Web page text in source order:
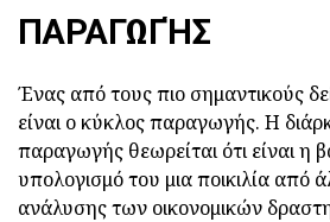
ΠΑΡΑΓΩΓΉΣ
Ένας από τους πιο σημαντικούς
είναι ο κύκλος παραγωγής. Η
παραγωγής θεωρείται ότι είναι η
υπολογισμό του μια ποικιλία από
ανάλυσης των οικονομικών